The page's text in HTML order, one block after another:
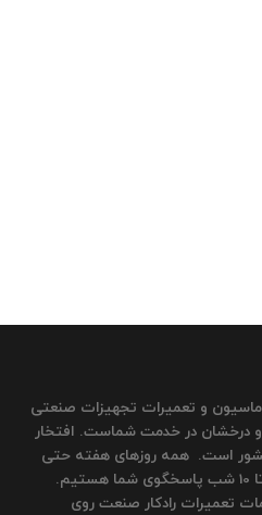
و تعمیرات تجهیزات صنعتی
و درخشان در خدمت شماست. افتخار
کشور است. همه روزهای هفته حتی
روزهای تعطیل از ساعت 8 صبح تا 10 شب پاسخگوی شما هستیم.
تعمیرات رادکار صنعت روی